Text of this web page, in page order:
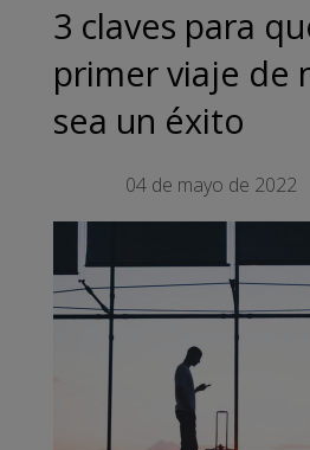
3 claves para
primer viaje de
sea un éxito
04 de mayo de 2022